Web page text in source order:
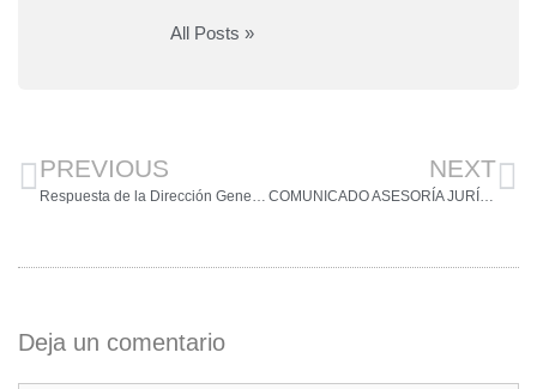
All Posts »
PREVIOUS
Respuesta de la Dirección General de la Marina Mercante sobre inicio de la navegación
NEXT
COMUNICADO ASESORÍA JURÍDICA ASOCIACION CLUBES NAUTICOS Y PUERTOS DEPORTIVOS REGIÓN DE MURCIA
Deja un comentario